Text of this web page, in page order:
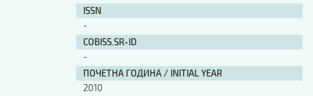
ISSN
-
COBISS.SR-ID
-
ПОЧЕТНА ГОДИНА / INITIAL YEAR
2010